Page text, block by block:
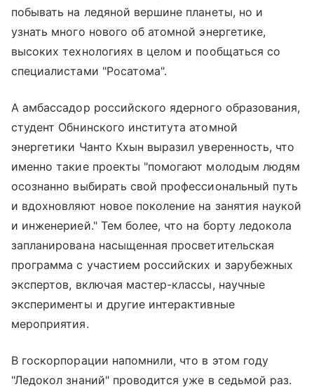
побывать на ледяной вершине планеты, но и
узнать много нового об атомной энергетике,
высоких технологиях в целом и пообщаться со
специалистами "Росатома".
А амбассадор российского ядерного образования,
студент Обнинского института атомной
энергетики Чанто Кхын выразил уверенность, что
именно такие проекты "помогают молодым людям
осознанно выбирать свой профессиональный путь
и вдохновляют новое поколение на занятия наукой
и инженерией." Тем более, что на борту ледокола
запланирована насыщенная просветительская
программа с участием российских и зарубежных
экспертов, включая мастер-классы, научные
эксперименты и другие интерактивные
мероприятия.
В госкорпорации напомнили, что в этом году
"Ледокол знаний" проводится уже в седьмой раз.